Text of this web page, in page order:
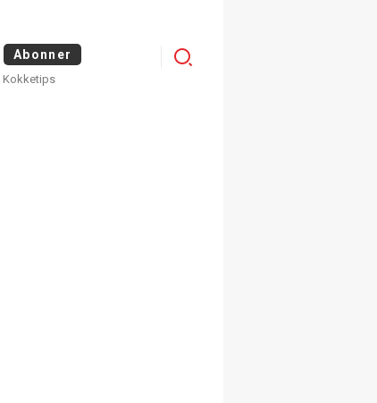
Abonner
Kokketips
Menu